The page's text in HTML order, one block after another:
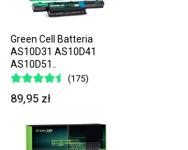
Green Cell Batteria
AS10D31 AS10D41
AS10D51..
(175)
89,95 zł